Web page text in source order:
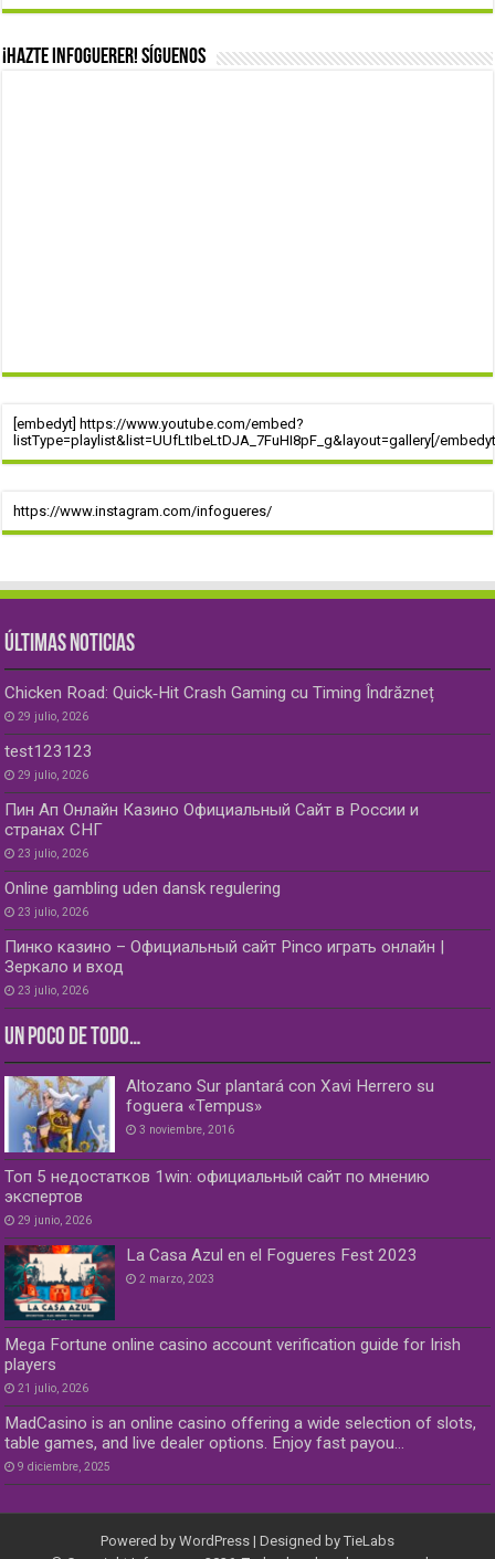
¡Hazte infoguerer! Síguenos
[embedyt] https://www.youtube.com/embed?
listType=playlist&list=UUfLtIbeLtDJA_7FuHI8pF_g&layout=gallery[/
https://www.instagram.com/infogueres/
ÚLTIMAS NOTICIAS
Chicken Road: Quick‑Hit Crash Gaming cu Timing Îndrăzneț
29 julio, 2026
test123123
29 julio, 2026
Пин Ап Онлайн Казино Официальный Сайт в России и
странах СНГ
23 julio, 2026
Online gambling uden dansk regulering
23 julio, 2026
Пинко казино – Официальный сайт Pinco играть онлайн |
Зеркало и вход
23 julio, 2026
UN POCO DE TODO…
Altozano Sur plantará con Xavi Herrero su
foguera «Tempus»
3 noviembre, 2016
Топ 5 недостатков 1win: официальный сайт по мнению
экспертов
29 junio, 2026
La Casa Azul en el Fogueres Fest 2023
2 marzo, 2023
Mega Fortune online casino account verification guide for Irish
players
21 julio, 2026
MadCasino is an online casino offering a wide selection of slots,
table games, and live dealer options. Enjoy fast payou…
9 diciembre, 2025
Powered by WordPress | Designed by TieLabs